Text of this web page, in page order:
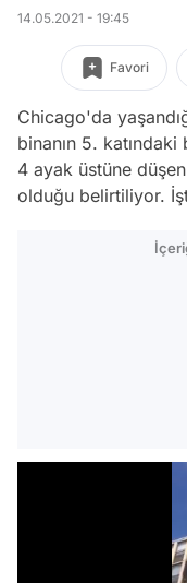
14.05.2021 - 19:45
Favori
Chicago'da
binanın 5. katındaki
4 ayak üstüne
olduğu belirtiliyor.